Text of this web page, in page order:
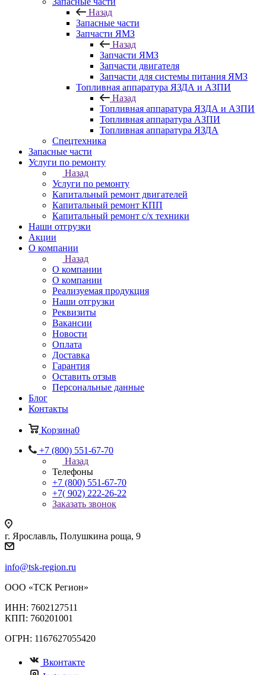
Назад
Запасные части
Запчасти ЯМЗ
Назад
Запчасти ЯМЗ
Запчасти двигателя
Запчасти для системы питания ЯМЗ
Топливная аппаратура ЯЗДА и АЗПИ
Назад
Топливная аппаратура ЯЗДА и АЗПИ
Топливная аппаратура АЗПИ
Топливная аппаратура ЯЗДА
Спецтехника
Запасные части
Услуги по ремонту
Назад
Услуги по ремонту
Капитальный ремонт двигателей
Капитальный ремонт КПП
Капитальный ремонт с/х техники
Наши отгрузки
Акции
О компании
Назад
О компании
О компании
Реализуемая продукция
Наши отгрузки
Реквизиты
Вакансии
Новости
Оплата
Доставка
Гарантия
Оставить отзыв
Персональные данные
Блог
Контакты
Корзина0
+7 (800) 551-67-70
Назад
Телефоны
+7 (800) 551-67-70
+7( 902) 222-26-22
Заказать звонок
г. Ярославль, Полушкина роща, 9
info@tsk-region.ru
ООО «ТСК Регион»
ИНН: 7602127511
КПП: 760201001
ОГРН: 1167627055420
Вконтакте